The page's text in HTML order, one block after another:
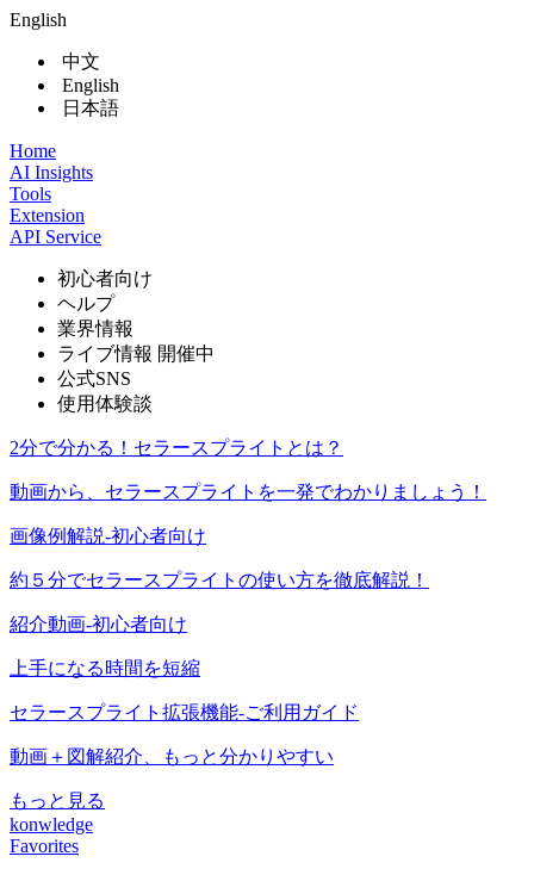
English
中文
English
日本語
Home
AI Insights
Tools
Extension
API Service
初心者向け
ヘルプ
業界情報
ライブ情報 開催中
公式SNS
使用体験談
2分で分かる！セラースプライトとは？
動画から、セラースプライトを一発でわかりましょう！
画像例解説-初心者向け
約５分でセラースプライトの使い方を徹底解説！
紹介動画-初心者向け
上手になる時間を短縮
セラースプライト拡張機能-ご利用ガイド
動画＋図解紹介、もっと分かりやすい
もっと見る
konwledge
Favorites